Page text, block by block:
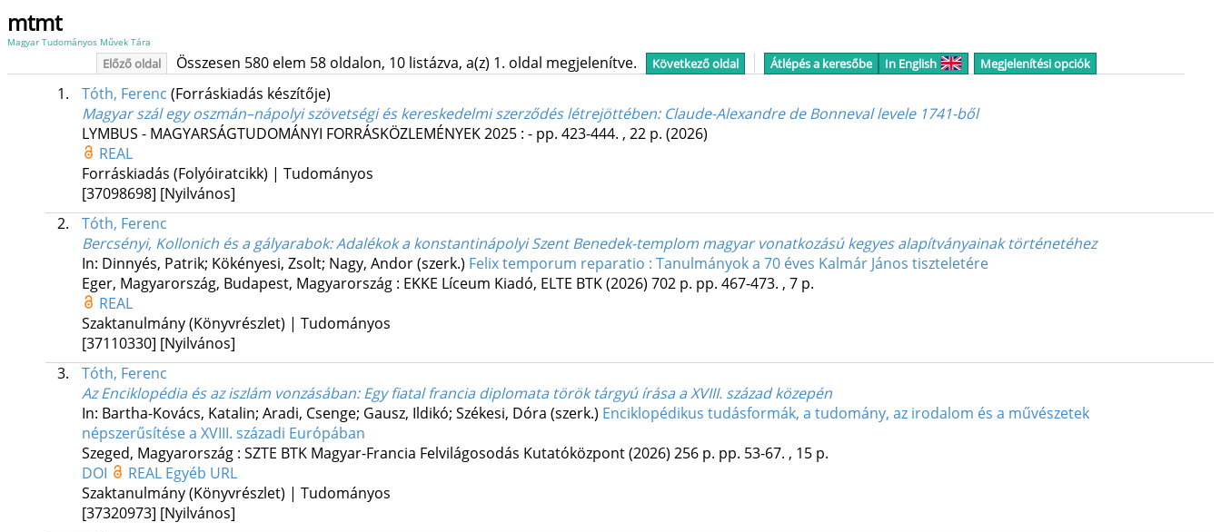
mtmt
Magyar Tudományos Művek Tára
Előző oldal Összesen 580 elem 58 oldalon, 10 listázva, a(z) 1. oldal megjelenítve. Következő oldal Átlépés a keresőbe In English Megjelenítési opciók
1. Tóth, Ferenc (Forráskiadás készítője)
Magyar szál egy oszmán–nápolyi szövetségi és kereskedelmi szerződés létrejöttében: Claude-Alexandre de Bonneval levele 1741-ből
LYMBUS - MAGYARSÁGTUDOMÁNYI FORRÁSKÖZLEMÉNYEK2025: - pp. 423-444. , 22 p. (2026)
REAL
Forráskiadás (Folyóiratcikk) | Tudományos
[37098698] [Nyilvános]
2.
Tóth, Ferenc
Bercsényi, Kollonich és a gályarabok: Adalékok a konstantinápolyi Szent Benedek-templom magyar vonatkozású kegyes alapítványainak történetéhez
In: Dinnyés, Patrik; Kökényesi, Zsolt; Nagy, Andor (szerk.) Felix temporum reparatio : Tanulmányok a 70 éves Kalmár János tiszteletére
Eger, Magyarország, Budapest, Magyarország : EKKE Líceum Kiadó, ELTE BTK(2026) 702 p. pp. 467-473. , 7 p.
REAL
Szaktanulmány (Könyvrészlet) | Tudományos
[37110330] [Nyilvános]
3.
Tóth, Ferenc
Az Enciklopédia és az iszlám vonzásában: Egy fiatal francia diplomata török tárgyú írása a XVIII. század közepén
In: Bartha-Kovács, Katalin; Aradi, Csenge; Gausz, Ildikó; Székesi, Dóra (szerk.) Enciklopédikus tudásformák, a tudomány, az irodalom és a művészetek
népszerűsítése a XVIII. századi Európában
Szeged, Magyarország : SZTE BTK Magyar-Francia Felvilágosodás Kutatóközpont(2026) 256 p. pp. 53-67. , 15 p.
DOI
REAL Egyéb URL
Szaktanulmány (Könyvrészlet) | Tudományos
[37320973] [Nyilvános]